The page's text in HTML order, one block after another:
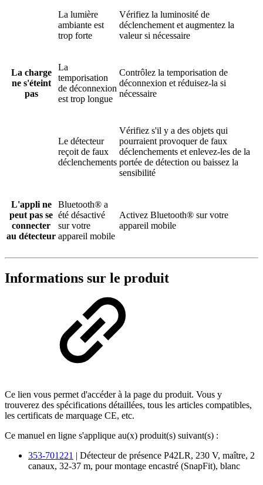
La lumière
ambiante est
trop forte
Vérifiez la luminosité de
déclenchement et augmentez la
valeur si nécessaire
La charge
ne s'éteint
pas
La
temporisation
de déconnexion
est trop longue
Contrôlez la temporisation de
déconnexion et réduisez-la si
nécessaire
Le détecteur
reçoit de faux
déclenchements
Vérifiez s'il y a des objets qui
pourraient provoquer de faux
déclenchements et enlevez-les de la
portée de détection ou baissez la
sensibilité
L'appli ne
peut pas se
connecter
au détecteur
Bluetooth® a
été désactivé
sur votre
appareil mobile
Activez Bluetooth® sur votre
appareil mobile
Informations sur le produit
Ce lien vous permet d'accéder à la page du produit. Vous y
trouverez des spécifications détaillées, tous les articles compatibles,
les certificats de marquage CE, etc.
Ce manuel en ligne s'applique au(x) produit(s) suivant(s) :
353-701221 | Détecteur de présence P42LR, 230 V, maître, 2
canaux, 32-37 m, pour montage encastré (SnapFit), blanc